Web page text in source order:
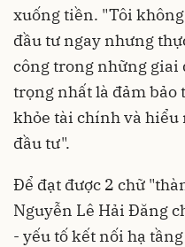
xuống tiền. "Tôi
đầu tư ngay nhưng
công trong những giai
trọng nhất là đảm bảo
khỏe tài chính và
đầu tư".
Để đạt được 2 chữ
Nguyễn Lê Hải Đăng
- yếu tố kết nối hạ